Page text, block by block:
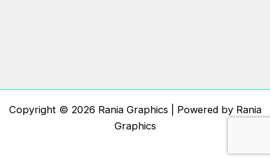
Copyright © 2026 Rania Graphics | Powered by Rania
Graphics